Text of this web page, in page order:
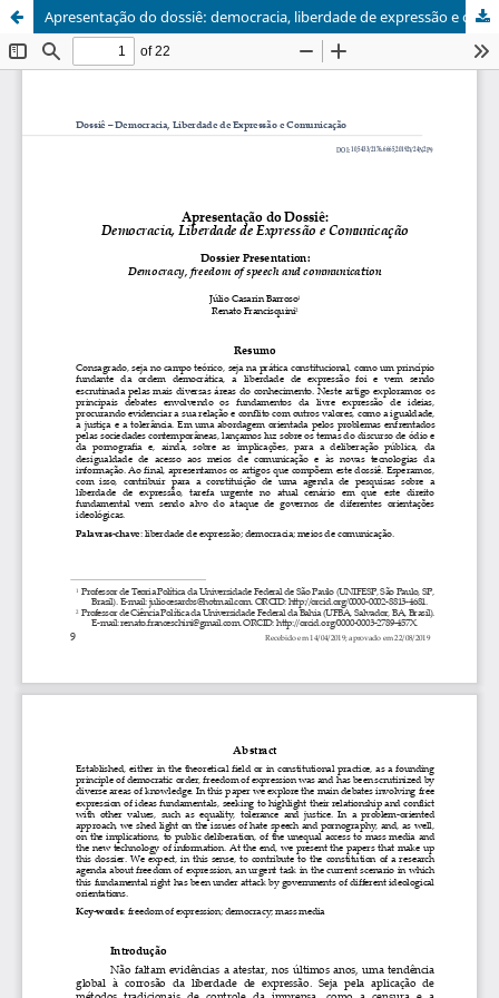
Apresentação do dossiê: democracia, liberdade de expressão e comunicação